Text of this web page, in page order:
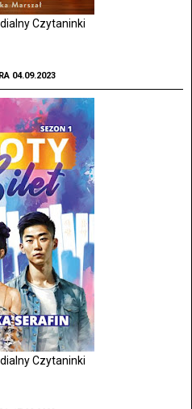
Czytaninki
04.09.2023
Czytaninki